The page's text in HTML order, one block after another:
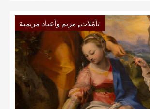
تأمّلات, مريم وأعياد مريمية